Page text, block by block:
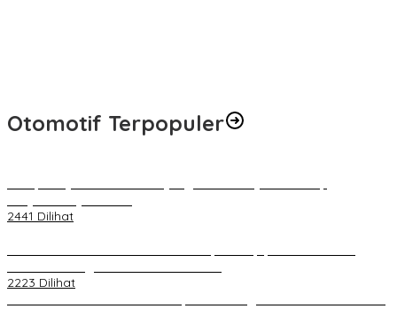
Otomotif Terpopuler
2441 Dilihat
2223 Dilihat